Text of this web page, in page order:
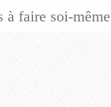
à faire soi-même